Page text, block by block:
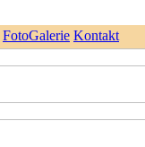
FotoGalerie Kontakt